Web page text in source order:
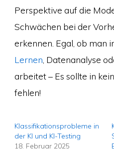
Perspektive auf die
Schwächen bei der
erkennen. Egal, ob man
Lernen , Datenanalyse
arbeitet – Es sollte in
fehlen!
Klassifikationsprobleme in
der KI und KI-Testing
18. Februar 2025